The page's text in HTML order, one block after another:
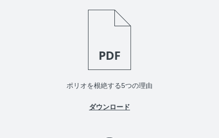
ポリオを根絶する5つの理由
ダウンロード